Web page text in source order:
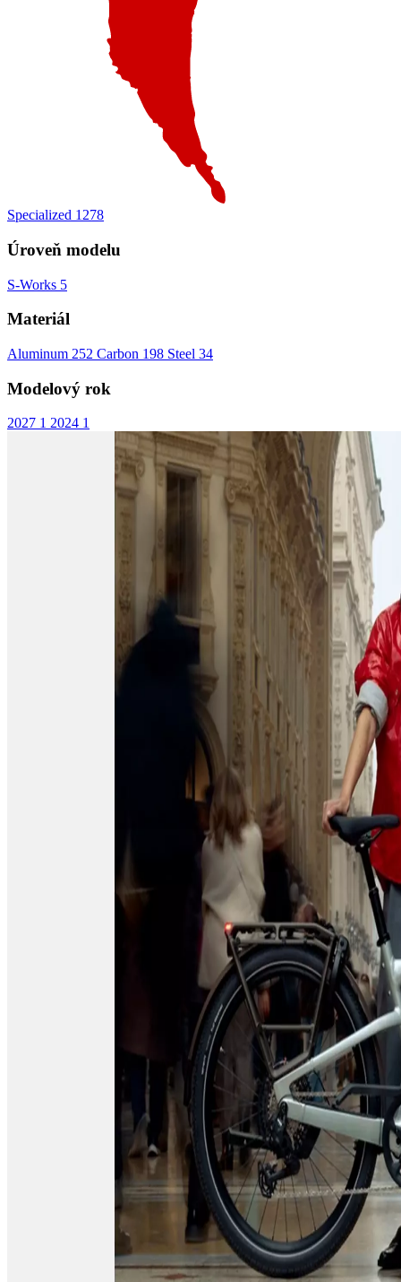
Specialized 1278
Úroveň modelu
S-Works 5
Materiál
Aluminum 252 Carbon 198 Steel 34
Modelový rok
2027 1 2024 1